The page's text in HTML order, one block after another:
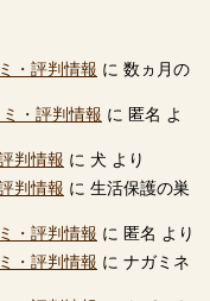
・評判情報 に 数ヵ月の
・評判情報 に 匿名 よ
判情報 に 犬 より
判情報 に 生活保護の巣
・評判情報 に 匿名 より
・評判情報 に ナガミネ